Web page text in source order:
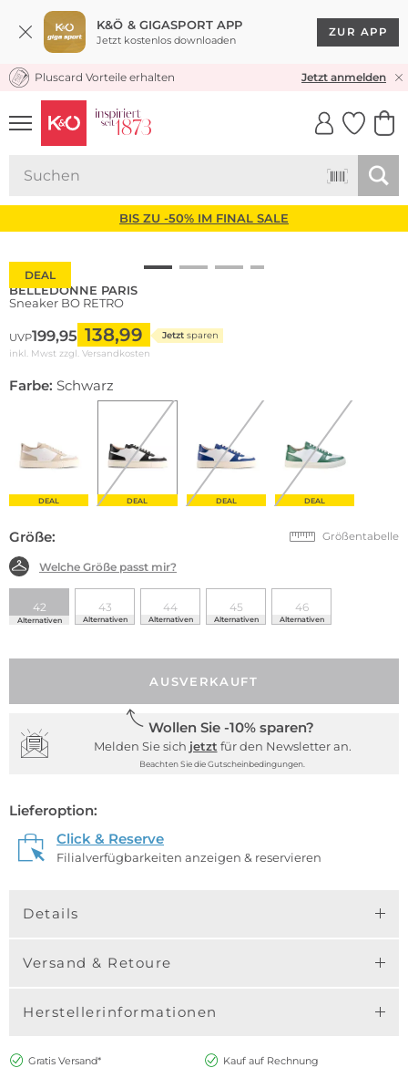
K&Ö & GIGASPORT APP
Jetzt kostenlos downloaden
ZUR APP
KOSTENLOSER VERSAND* & RÜCKVERSAND
Pluscard Vorteile erhalten Jetzt anmelden
UNSERE APP
CLICK &
BIS ZU -50% IM FINAL SALE
DEAL
BELLEDONNE PARIS
Sneaker BO RETRO
UVP199,95 138,99 Jetzt sparen
inkl. Mwst zzgl. Versandkosten
Farbe: Schwarz
DEAL DEAL DEAL DEAL
Größe: Größentabelle
Welche Größe passt mir?
42
Alternativen
43
Alternativen
44
Alternativen
45
Alternativen
46
Alternativen
AUSVERKAUFT
Wollen Sie -10% sparen?
Melden Sie sich jetzt für den Newsletter an.
Beachten Sie die Gutscheinbedingungen.
Lieferoption:
Click & Reserve
Filialverfügbarkeiten anzeigen & reservieren
Details
Versand & Retoure
Herstellerinformationen
Gratis Versand*
Kauf auf Rechnung